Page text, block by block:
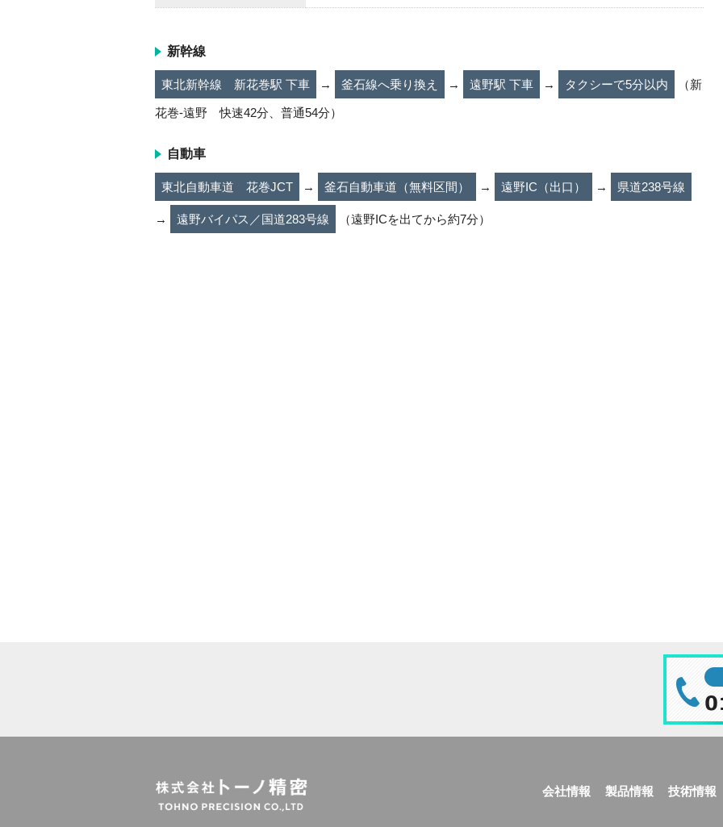
新幹線
東北新幹線 新花巻駅 下車 → 釜石線へ乗り換え → 遠野駅 下車 → タクシーで5分以内 （新
花巻-遠野 快速42分、普通54分）
自動車
東北自動車道 花巻JCT → 釜石自動車道（無料区間） → 遠野IC（出口） → 県道238号線
→ 遠野バイパス／国道283号線 （遠野ICを出てから約7分）
会社情報 製品情報 技術情報